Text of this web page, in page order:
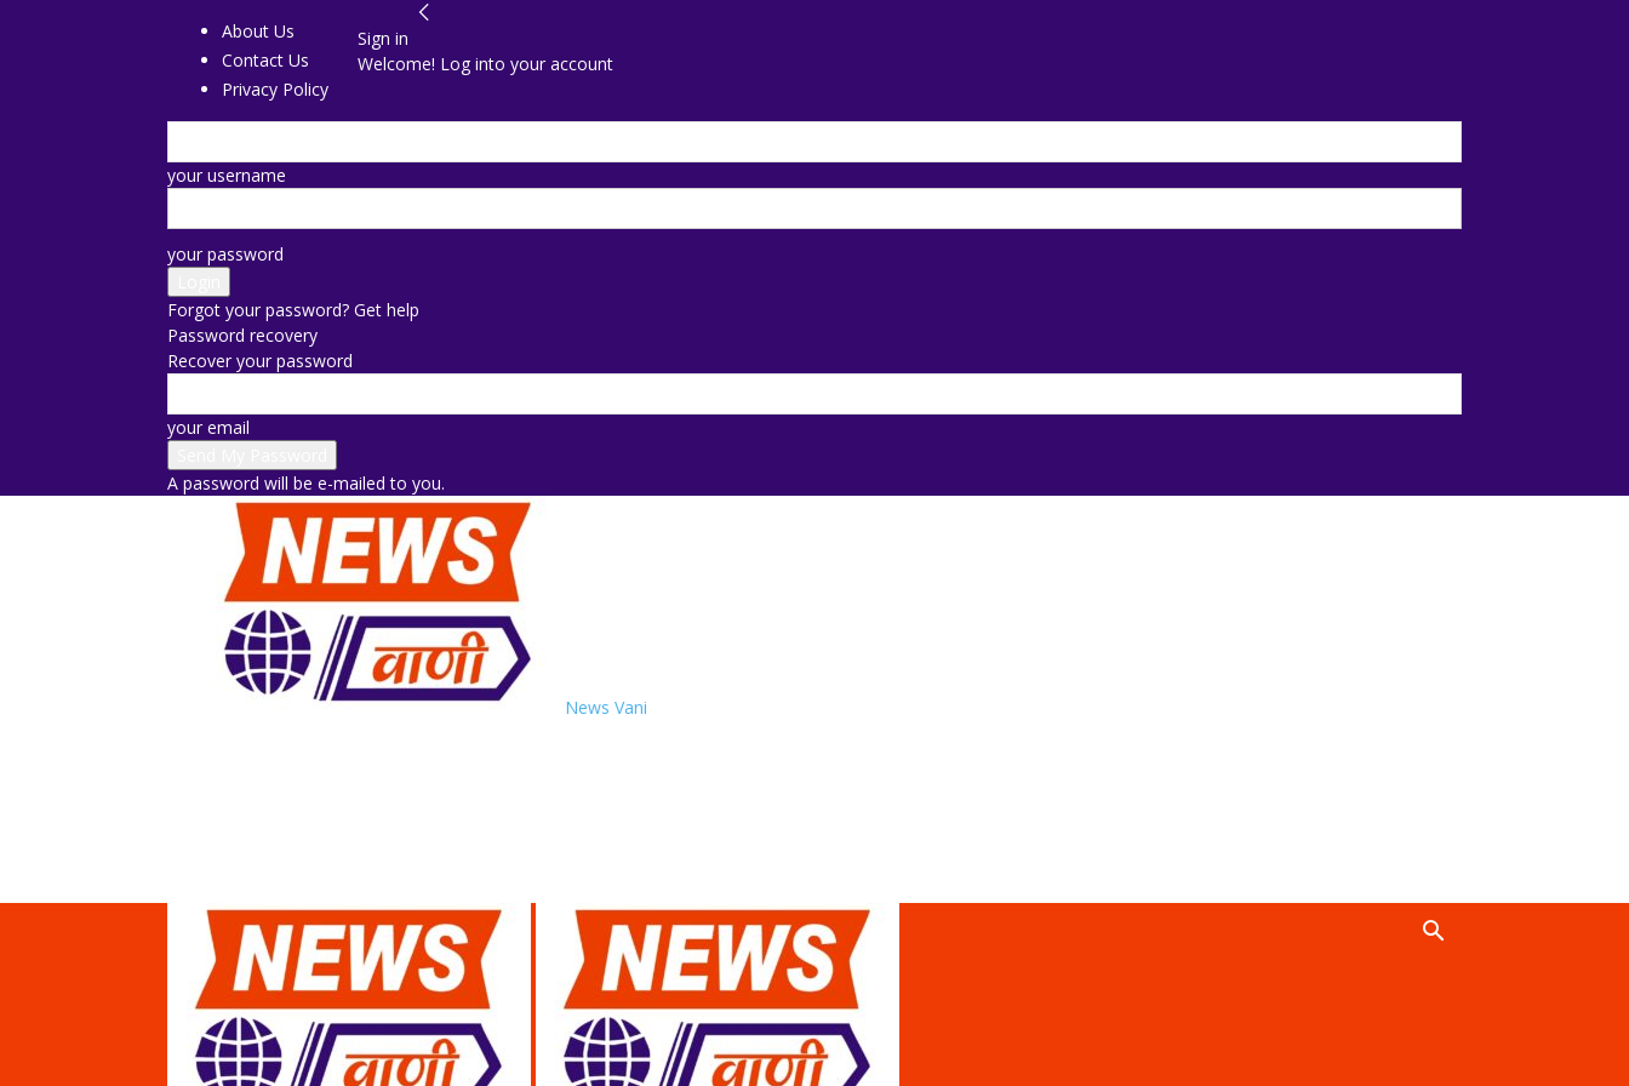
About Us
Contact Us
Privacy Policy
Sign in
Welcome! Log into your account
your username
your password
Forgot your password? Get help
Password recovery
Recover your password
your email
A password will be e-mailed to you.
News Vani